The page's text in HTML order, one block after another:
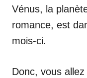
Vénus, la
romance, est
mois-ci.
Donc, vous